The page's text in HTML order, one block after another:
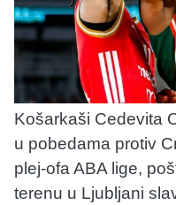
Košarkaši Cedevita
u pobedama protiv
plej-ofa ABA lige,
terenu u Ljubljani